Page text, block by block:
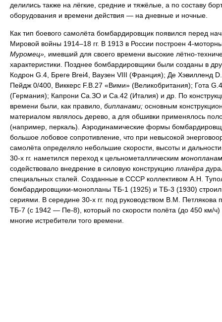
делились также на лёгкие, средние и тяжёлые, а по составу
оборудования и времени действия — на дневные и ночные.
Как тип боевого самолёта бомбардировщик появился перед
Мировой войны 1914–18 гг. В 1913 в России построен 4-
Муромец», имевший для своего времени высокие лётно-
характеристики. Позднее бомбардировщики были созданы в
Кодрон G.4, Бреге Brei4, Ваузен VIII (Франция); Де Хэвилленд
Пейдж 0/400, Виккерс F.B.27 «Вими» (Великобритания); Гота
(Германия); Капрони Са.ЗО и Са.42 (Италия) и др. По
времени были, как правило, бипланами; основным
материалом являлось дерево, а для обшивки применялось
(например, перкаль). Аэродинамические формы
большое лобовое сопротивление, что при невысокой
самолёта определяло небольшие скорости, высоты и
30-х гг. наметился переход к цельнометаллическим
содействовало внедрение в силовую конструкцию планёра
специальных сталей. Созданные в СССР коллективом А.Н.
бомбардировщики-монопланы ТБ-1 (1925) и ТБ-3 (1930)
сериями. В середине 30-х гг. под руководством В.М. Петлякова
ТБ-7 (с 1942 — Пе-8), который по скорости полёта (до 450 км/ч)
многие истребители того времени.